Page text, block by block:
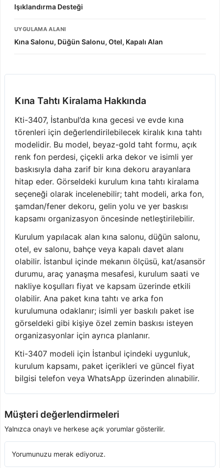
Işıklandırma Desteği
UYGULAMA ALANI
Kına Salonu, Düğün Salonu, Otel, Kapalı Alan
Kına Tahtı Kiralama Hakkında
Kti-3407, İstanbul’da kına gecesi ve evde kına
törenleri için değerlendirilebilecek kiralık kına tahtı
modelidir. Bu model, beyaz-gold taht formu, açık
renk fon perdesi, çiçekli arka dekor ve isimli yer
baskısıyla daha zarif bir kına dekoru arayanlara
hitap eder. Görseldeki kurulum kına tahtı kiralama
seçeneği olarak incelenebilir; taht modeli, arka fon,
şamdan/fener dekoru, gelin yolu ve yer baskısı
kapsamı organizasyon öncesinde netleştirilebilir.
Kurulum yapılacak alan kına salonu, düğün salonu,
otel, ev salonu, bahçe veya kapalı davet alanı
olabilir. İstanbul içinde mekanın ölçüsü, kat/asansör
durumu, araç yanaşma mesafesi, kurulum saati ve
nakliye koşulları fiyat ve kapsam üzerinde etkili
olabilir. Ana paket kına tahtı ve arka fon
kurulumuna odaklanır; isimli yer baskılı paket ise
görseldeki gibi kişiye özel zemin baskısı isteyen
organizasyonlar için ayrıca planlanır.
Kti-3407 modeli için İstanbul içindeki uygunluk,
kurulum kapsamı, paket içerikleri ve güncel fiyat
bilgisi telefon veya WhatsApp üzerinden alınabilir.
Müşteri değerlendirmeleri
Yalnızca onaylı ve herkese açık yorumlar gösterilir.
Yorumunuzu merak ediyoruz.